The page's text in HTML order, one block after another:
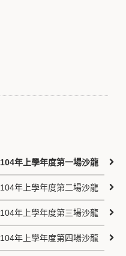
104年上學年度第一場沙龍
104年上學年度第二場沙龍
104年上學年度第三場沙龍
104年上學年度第四場沙龍